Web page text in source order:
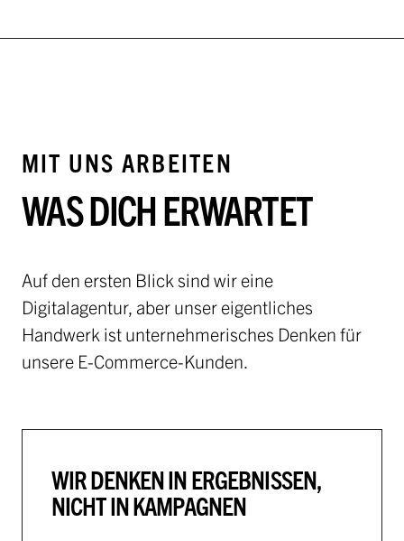
MIT UNS ARBEITEN
WAS DICH ERWARTET
Auf den ersten Blick sind wir eine
Digitalagentur, aber unser eigentliches
Handwerk ist unternehmerisches Denken für
unsere E-Commerce-Kunden.
WIR DENKEN IN ERGEBNISSEN,
NICHT IN KAMPAGNEN